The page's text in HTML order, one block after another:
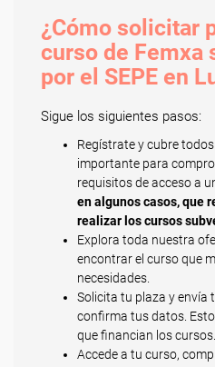
¿Cómo solicitar
curso de Femxa
por el SEPE en
Sigue los siguientes pasos:
Regístrate y cubre
importante para
requisitos de acceso a
en algunos casos, que
realizar los cursos
Explora toda nuestra
encontrar el curso que
necesidades.
Solicita tu plaza y envía
confirma tus datos.
que financian los cursos.
Accede a tu curso,